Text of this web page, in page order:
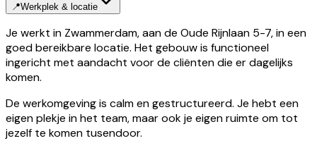
📍Werkplek & locatie
Je werkt in Zwammerdam, aan de Oude Rijnlaan 5-7, in een
goed bereikbare locatie. Het gebouw is functioneel
ingericht met aandacht voor de cliënten die er dagelijks
komen.
De werkomgeving is calm en gestructureerd. Je hebt een
eigen plekje in het team, maar ook je eigen ruimte om tot
jezelf te komen tusendoor.